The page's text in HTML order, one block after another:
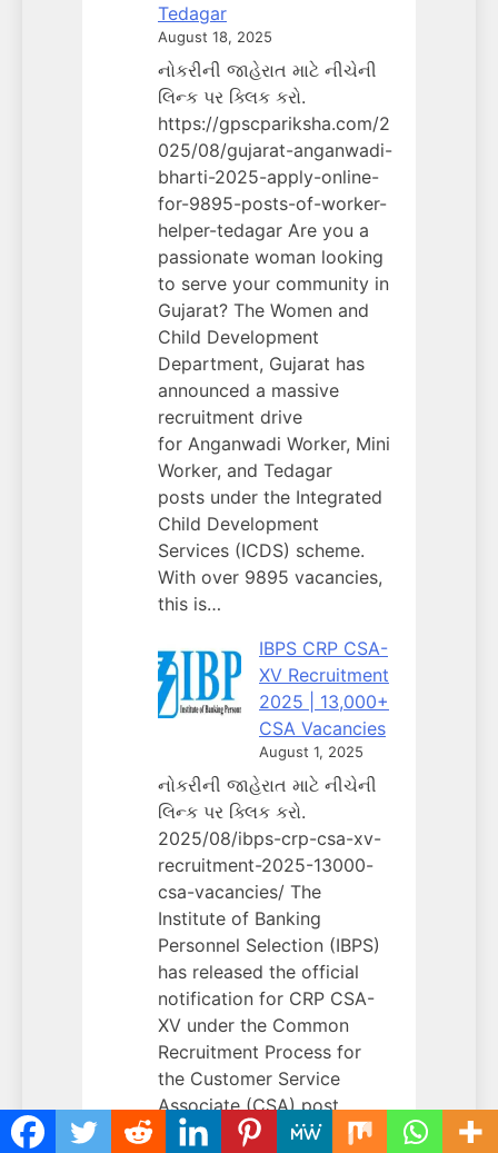
Tedagar
August 18, 2025
નોકરીની જાહેરાત માટે નીચેની
લિન્ક પર ક્લિક કરો.
https://gpscpariksha.com/2
025/08/gujarat-anganwadi-
bharti-2025-apply-online-
for-9895-posts-of-worker-
helper-tedagar Are you a
passionate woman looking
to serve your community in
Gujarat? The Women and
Child Development
Department, Gujarat has
announced a massive
recruitment drive
for Anganwadi Worker, Mini
Worker, and Tedagar
posts under the Integrated
Child Development
Services (ICDS) scheme.
With over 9895 vacancies,
this is…
IBPS CRP CSA-
XV Recruitment
2025 | 13,000+
CSA Vacancies
August 1, 2025
નોકરીની જાહેરાત માટે નીચેની
લિન્ક પર ક્લિક કરો.
2025/08/ibps-crp-csa-xv-
recruitment-2025-13000-
csa-vacancies/ The
Institute of Banking
Personnel Selection (IBPS)
has released the official
notification for CRP CSA-
XV under the Common
Recruitment Process for
the Customer Service
Associate (CSA) post
across participating Public